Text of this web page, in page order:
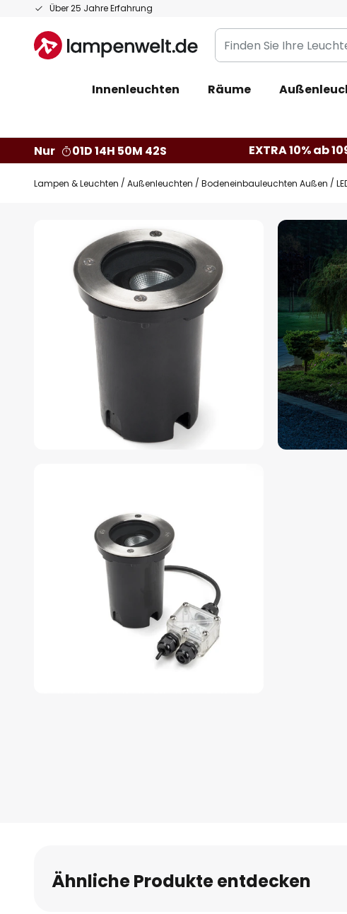
Über 25 Jahre Erfahrung
Zum
springen
Finden
Sie
Leuchte...
Innenleuchten Räume
Nur
01D 14H 50M 41S EXTRA 10% ab
Lampen & Leuchten Außenleuchten Bodeneinbauleuchten Außen
Bildgalerie
springen
Ähnliche Produkte entdecken